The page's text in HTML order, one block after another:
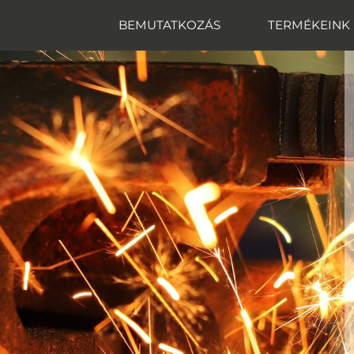
BEMUTATKOZÁS TERMÉKEINK